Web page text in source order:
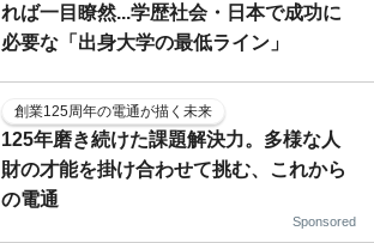
れば一目瞭然...学歴社会・日本で成功に
必要な「出身大学の最低ライン」
創業125周年の電通が描く未来
125年磨き続けた課題解決力。多様な人
財の才能を掛け合わせて挑む、これから
の電通
Sponsored